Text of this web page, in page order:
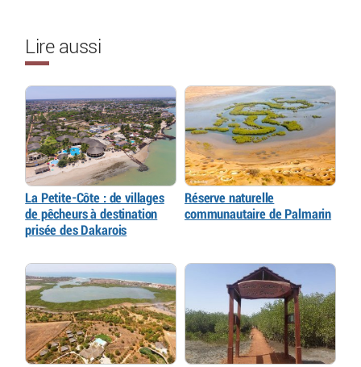
Lire aussi
La Petite-Côte : de villages
de pêcheurs à destination
prisée des Dakarois
Réserve naturelle
communautaire de Palmarin